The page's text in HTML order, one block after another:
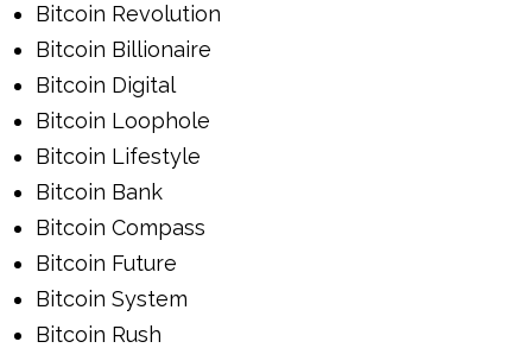
Bitcoin Revolution
Bitcoin Billionaire
Bitcoin Digital
Bitcoin Loophole
Bitcoin Lifestyle
Bitcoin Bank
Bitcoin Compass
Bitcoin Future
Bitcoin System
Bitcoin Rush